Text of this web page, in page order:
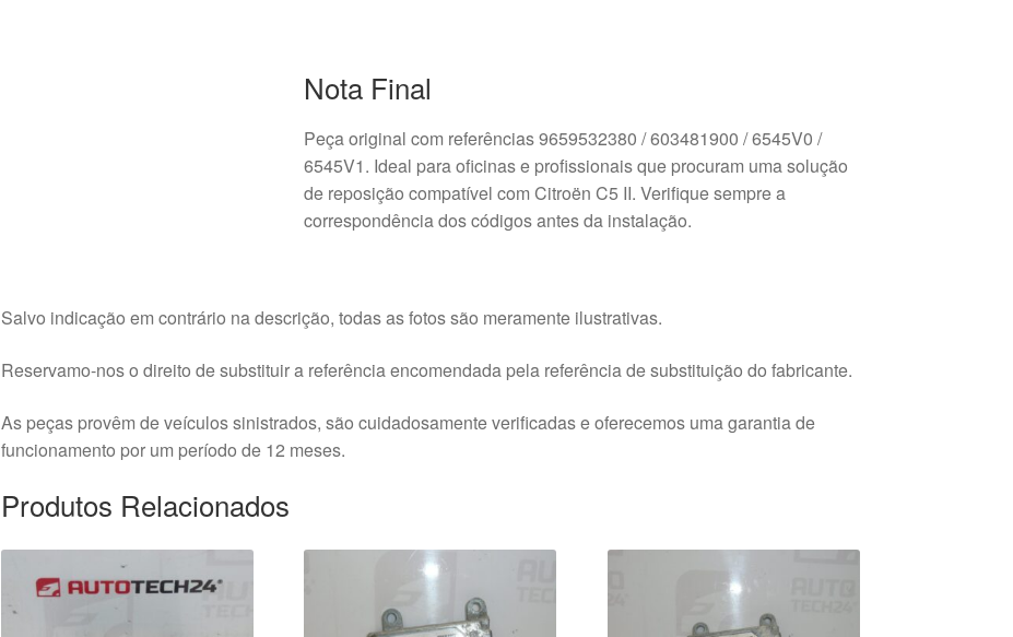
Nota Final
Peça original com referências 9659532380 / 603481900 / 6545V0 /
6545V1. Ideal para oficinas e profissionais que procuram uma solução
de reposição compatível com Citroën C5 II. Verifique sempre a
correspondência dos códigos antes da instalação.
Salvo indicação em contrário na descrição, todas as fotos são meramente ilustrativas.
Reservamo-nos o direito de substituir a referência encomendada pela referência de substituição do fabricante.
As peças provêm de veículos sinistrados, são cuidadosamente verificadas e oferecemos uma garantia de
funcionamento por um período de 12 meses.
Produtos Relacionados